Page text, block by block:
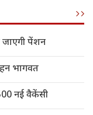
जाएगी पेंशन
भागवत
नई वैकेंसी